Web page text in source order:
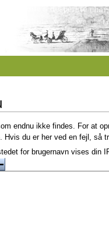
endnu ikke findes. For at
Hvis du er her ved en fejl, så
for brugernavn vises din